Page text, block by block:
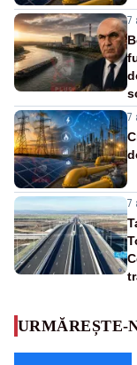
7
7
7
URMĂREȘTE-